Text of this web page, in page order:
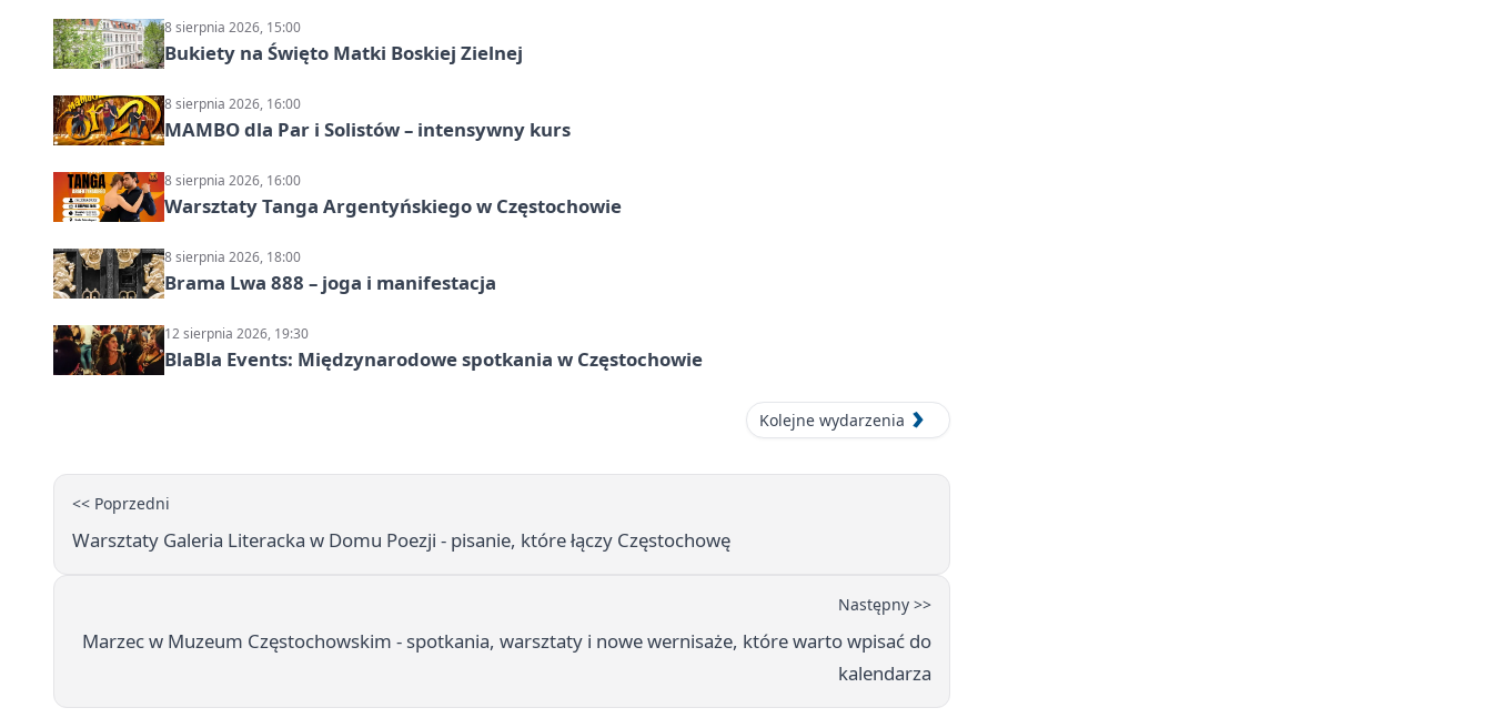
8 sierpnia 2026, 15:00
Bukiety na Święto Matki Boskiej Zielnej
8 sierpnia 2026, 16:00
MAMBO dla Par i Solistów – intensywny kurs
8 sierpnia 2026, 16:00
Warsztaty Tanga Argentyńskiego w Częstochowie
8 sierpnia 2026, 18:00
Brama Lwa 888 – joga i manifestacja
12 sierpnia 2026, 19:30
BlaBla Events: Międzynarodowe spotkania w Częstochowie
Kolejne wydarzenia
<< Poprzedni
Warsztaty Galeria Literacka w Domu Poezji - pisanie, które łączy Częstochowę
Następny >>
Marzec w Muzeum Częstochowskim - spotkania, warsztaty i nowe wernisaże, które warto wpisać do
kalendarza